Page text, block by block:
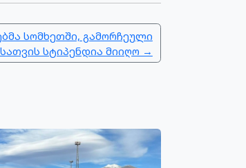
სომხეთში, გამორჩეული
სტიპენდია მიიღო →